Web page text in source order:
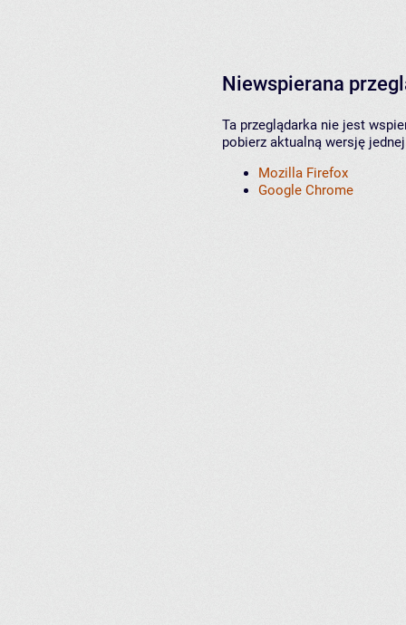
Niewspierana
Ta przeglądarka nie jest
pobierz aktualną wersję
Mozilla Firefox
Google Chrome